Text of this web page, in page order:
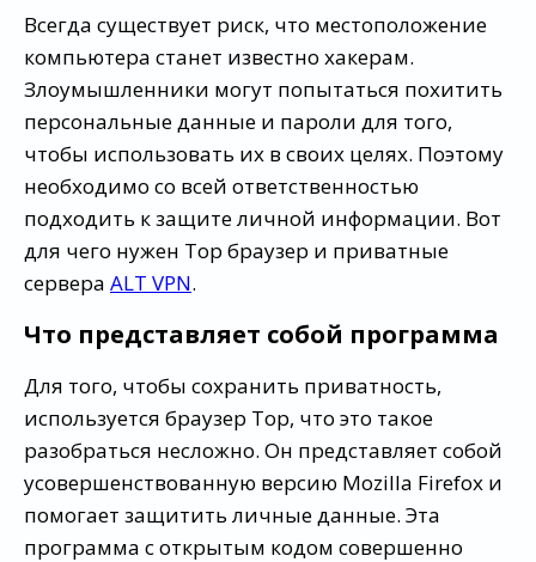
Всегда существует риск, что местоположение
компьютера станет известно хакерам.
Злоумышленники могут попытаться похитить
персональные данные и пароли для того,
чтобы использовать их в своих целях. Поэтому
необходимо со всей ответственностью
подходить к защите личной информации. Вот
для чего нужен Тор браузер и приватные
сервера ALT VPN.
Что представляет собой программа
Для того, чтобы сохранить приватность,
используется браузер Тор, что это такое
разобраться несложно. Он представляет собой
усовершенствованную версию Mozilla Firefox и
помогает защитить личные данные. Эта
программа с открытым кодом совершенно